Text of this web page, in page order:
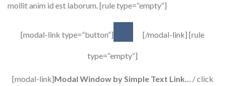
mollit anim id est laborum. [rule type=“empty“]
[modal-link type=“button“] [/modal-link] [rule
type=“empty“]
[modal-link]Modal Window by Simple Text Link…/ click